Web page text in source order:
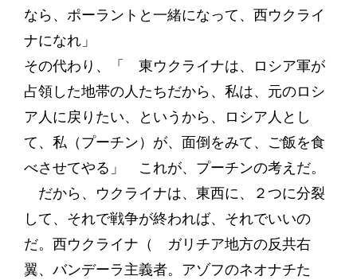
なら、ポーラントと一緒になって、西ウクライ
ナになれ」
その代わり、「 東ウクライナは、ロシア軍が
占領した地帯の人たちだから、私は、元のロシ
ア人に戻りたい、というから、ロシア人とし
て、私（プーチン）が、面倒をみて、ご飯を食
べさせてやる」 これが、プーチンの考えだ。
だから、ウクライナは、東西に、２つに分裂
して、それで戦争が終われば、それでいいの
だ。西ウクライナ（ ガリチア地方の反共右
翼、バンデーラ主義者。アゾフのネオナチた